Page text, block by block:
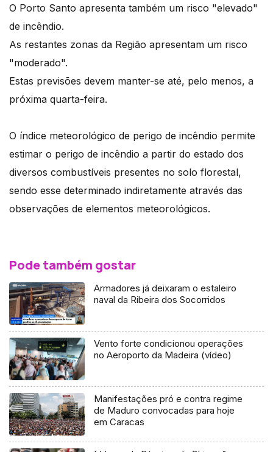
O Porto Santo apresenta também um risco "elevado"
de incêndio.
As restantes zonas da Região apresentam um risco
"moderado".
Estas previsões devem manter-se até, pelo menos, a
próxima quarta-feira.
O índice meteorológico de perigo de incêndio permite
estimar o perigo de incêndio a partir do estado dos
diversos combustíveis presentes no solo florestal,
sendo esse determinado indiretamente através das
observações de elementos meteorológicos.
Pode também gostar
Armadores já deixaram o estaleiro
naval da Ribeira dos Socorridos
Vento forte condicionou operações
no Aeroporto da Madeira (vídeo)
Manifestações pró e contra regime
de Maduro convocadas para hoje
em Caracas